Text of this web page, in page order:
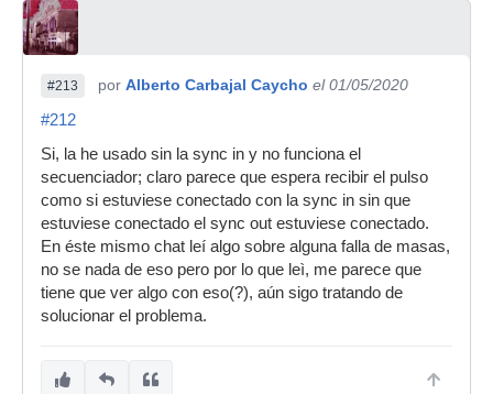
#213 por Alberto Carbajal Caycho el 01/05/2020
#212
Si, la he usado sin la sync in y no funciona el
secuenciador; claro parece que espera recibir el pulso
como si estuviese conectado con la sync in sin que
estuviese conectado el sync out estuviese conectado.
En éste mismo chat leí algo sobre alguna falla de masas,
no se nada de eso pero por lo que leì, me parece que
tiene que ver algo con eso(?), aún sigo tratando de
solucionar el problema.